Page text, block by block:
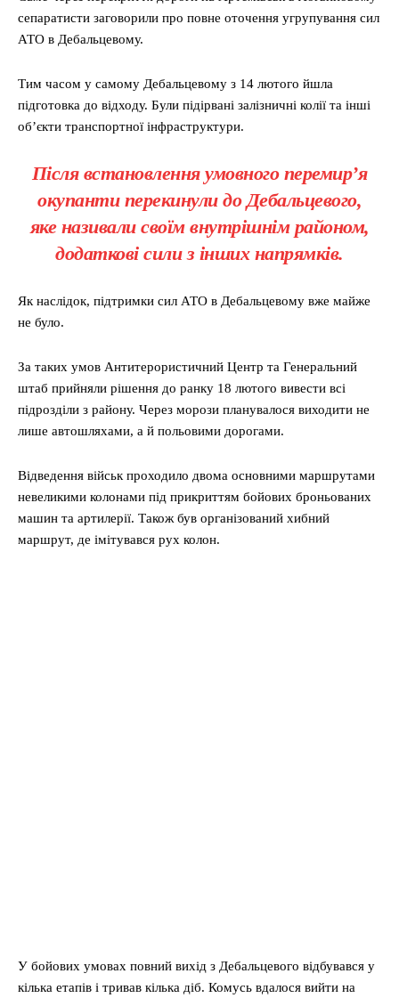
сепаратисти заговорили про повне оточення угрупування сил
АТО в Дебальцевому.
Тим часом у самому Дебальцевому з 14 лютого йшла
підготовка до відходу. Були підірвані залізничні колії та інші
об’єкти транспортної інфраструктури.
Після встановлення умовного перемир’я
окупанти перекинули до Дебальцевого,
яке називали своїм внутрішнім районом,
додаткові сили з інших напрямків.
Як наслідок, підтримки сил АТО в Дебальцевому вже майже
не було.
За таких умов Антитерористичний Центр та Генеральний
штаб прийняли рішення до ранку 18 лютого вивести всі
підрозділи з району. Через морози планувалося виходити не
лише автошляхами, а й польовими дорогами.
Відведення військ проходило двома основними маршрутами
невеликими колонами під прикриттям бойових броньованих
машин та артилерії. Також був організований хибний
маршрут, де імітувався рух колон.
У бойових умовах повний вихід з Дебальцевого відбувався у
кілька етапів і тривав кілька діб. Комусь вдалося вийти на